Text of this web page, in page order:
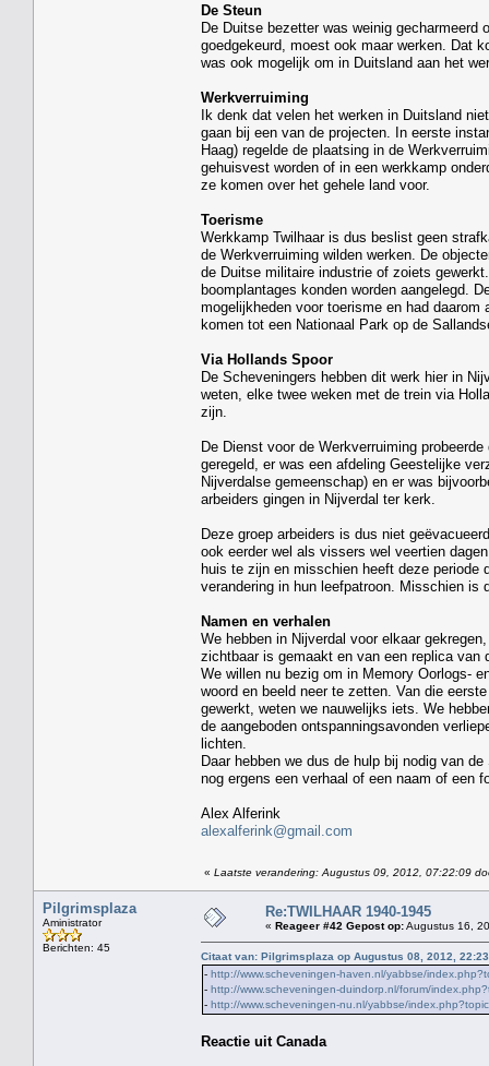
De Steun
De Duitse bezetter was weinig gecharmeerd
goedgekeurd, moest ook maar werken. Dat
was ook mogelijk om in Duitsland aan het
Werkverruiming
Ik denk dat velen het werken in Duitsland
gaan bij een van de projecten. In eerste
Haag) regelde de plaatsing in de
gehuisvest worden of in een werkkamp
ze komen over het gehele land voor.
Toerisme
Werkkamp Twilhaar is dus beslist geen
de Werkverruiming wilden werken. De
de Duitse militaire industrie of zoiets
boomplantages konden worden aangelegd.
mogelijkheden voor toerisme en had
komen tot een Nationaal Park op de
Via Hollands Spoor
De Scheveningers hebben dit werk hier in
weten, elke twee weken met de trein via
zijn.
De Dienst voor de Werkverruiming
geregeld, er was een afdeling Geestelijke
Nijverdalse gemeenschap) en er was
arbeiders gingen in Nijverdal ter kerk.
Deze groep arbeiders is dus niet
ook eerder wel als vissers wel veertien
huis te zijn en misschien heeft deze periode
verandering in hun leefpatroon. Misschien is
Namen en verhalen
We hebben in Nijverdal voor elkaar
zichtbaar is gemaakt en van een replica van
We willen nu bezig om in Memory Oorlogs-
woord en beeld neer te zetten. Van die
gewerkt, weten we nauwelijks iets. We
de aangeboden ontspanningsavonden
lichten.
Daar hebben we dus de hulp bij nodig van
nog ergens een verhaal of een naam of een
Alex Alferink
alexalferink@gmail.com
« Laatste verandering: Augustus 09, 2012, 07:22:09
Pilgrimsplaza
Aministrator
Berichten: 45
Re:TWILHAAR 1940-1945
« Reageer #42 Gepost op:Augustus 16,
Citaat van: Pilgrimsplaza op Augustus 08, 2012,
- http://www.scheveningen-haven.nl/yabbse/
- http://www.scheveningen-duindorp.nl/forum/
- http://www.scheveningen-nu.nl/yabbse/
Reactie uit Canada